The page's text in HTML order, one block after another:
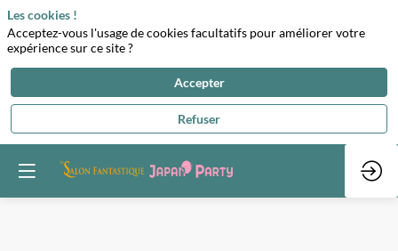
Les cookies !
Acceptez-vous l'usage de cookies facultatifs pour améliorer votre
expérience sur ce site ?
Accepter
Refuser